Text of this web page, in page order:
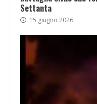
Settanta
15 giugno 2026